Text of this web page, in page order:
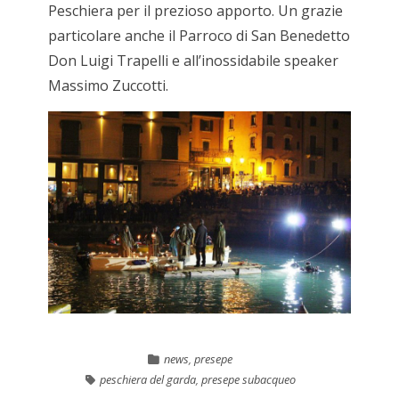
Peschiera per il prezioso apporto. Un grazie
particolare anche il Parroco di San Benedetto
Don Luigi Trapelli e all’inossidabile speaker
Massimo Zuccotti.
news,presepe
peschiera del garda, presepe subacqueo